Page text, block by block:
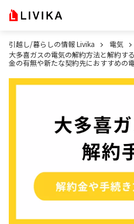
引越し/暮らしの情報 Livika 電気
大多喜ガスの電気の解約方法と解約す
金の有無や新たな契約先におすすめの